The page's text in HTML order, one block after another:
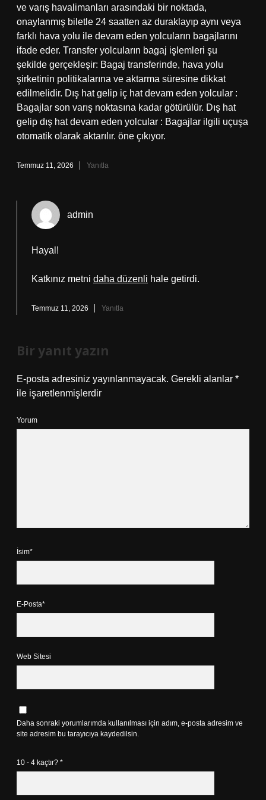
ve varış havalimanları arasındaki bir noktada,
onaylanmış biletle 24 saatten az duraklayıp aynı veya
farklı hava yolu ile devam eden yolcuların bagajlarını
ifade eder. Transfer yolcuların bagaj işlemleri şu
şekilde gerçekleşir: Bagaj transferinde, hava yolu
şirketinin politikalarına ve aktarma süresine dikkat
edilmelidir. Dış hat gelip iç hat devam eden yolcular :
Bagajlar son varış noktasına kadar götürülür. Dış hat
gelip dış hat devam eden yolcular : Bagajlar ilgili uçuşa
otomatik olarak aktarılır. öne çıkıyor.
Temmuz 11, 2026 Yanıtla
admin
Hayal!
Katkınız metni daha düzenli hale getirdi.
Temmuz 11, 2026 Yanıtla
Bir yanıt yazın
E-posta adresiniz yayınlanmayacak. Gerekli alanlar *
ile işaretlenmişlerdir
Yorum
İsim*
E-Posta*
Web Sitesi
Daha sonraki yorumlarımda kullanılması için adım, e-posta adresim ve
site adresim bu tarayıcıya kaydedilsin.
10 - 4 kaçtır? *